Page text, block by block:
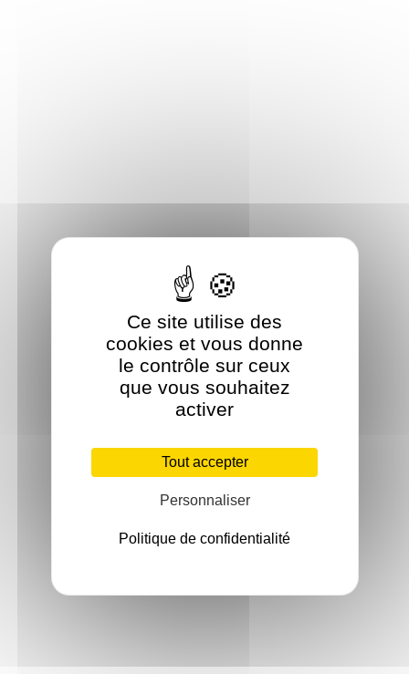
Ce site utilise des
cookies et vous donne
le contrôle sur ceux
que vous souhaitez
activer
Tout accepter
Personnaliser
Politique de confidentialité